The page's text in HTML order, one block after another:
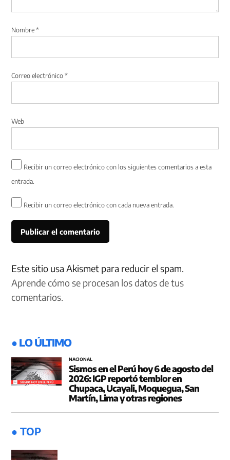
Nombre*
Correo electrónico*
Web
Recibir un correo electrónico con los siguientes comentarios a esta
entrada.
Recibir un correo electrónico con cada nueva entrada.
Este sitio usa Akismet para reducir el spam.
Aprende cómo se procesan los datos de tus
comentarios.
● LO ÚLTIMO
NACIONAL
Sismos en el Perú hoy 6 de agosto del
2026: IGP reportó temblor en
Chupaca, Ucayali, Moquegua, San
Martín, Lima y otras regiones
● TOP